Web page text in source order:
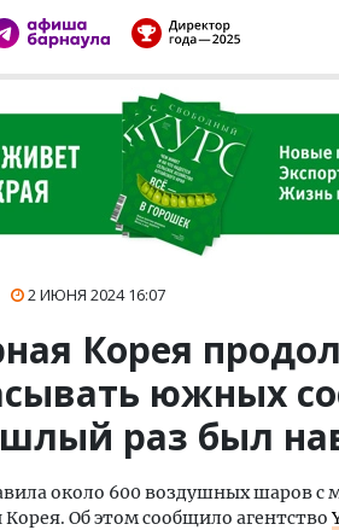
2 ИЮНЯ 202416:07
Корея
южных
раз был
около 600 воздушных шаров с
Корея. Об этом сообщило агентство